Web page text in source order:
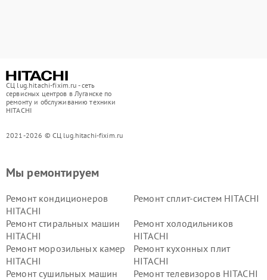
СЦ lug.hitachi-fixim.ru - сеть
сервисных центров в Луганске по
ремонту и обслуживанию техники
HITACHI
2021-2026 © СЦ lug.hitachi-fixim.ru
Мы ремонтируем
Ремонт кондиционеров
HITACHI
Ремонт сплит-систем HITACHI
Ремонт стиральных машин
HITACHI
Ремонт холодильников
HITACHI
Ремонт морозильных камер
HITACHI
Ремонт кухонных плит
HITACHI
Ремонт сушильных машин
Ремонт телевизоров HITACHI